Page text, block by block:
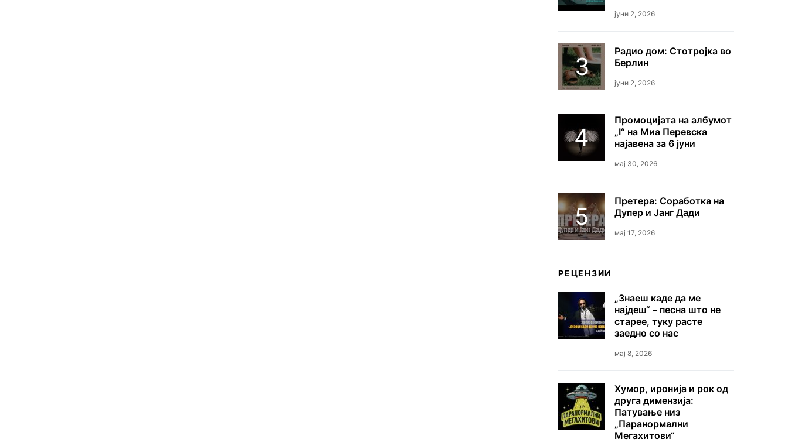
јуни 2, 2026
Радио дом: Стотројка во
Берлин
јуни 2, 2026
Промоцијата на албумот
„I“ на Миа Перевска
најавена за 6 јуни
мај 30, 2026
Претера: Соработка на
Дупер и Јанг Дади
мај 17, 2026
РЕЦЕНЗИИ
„Знаеш каде да ме
најдеш“ – песна што не
старее, туку расте
заедно со нас
мај 8, 2026
Хумор, иронија и рок од
друга димензија:
Патување низ
„Паранормални
Мегахитови“